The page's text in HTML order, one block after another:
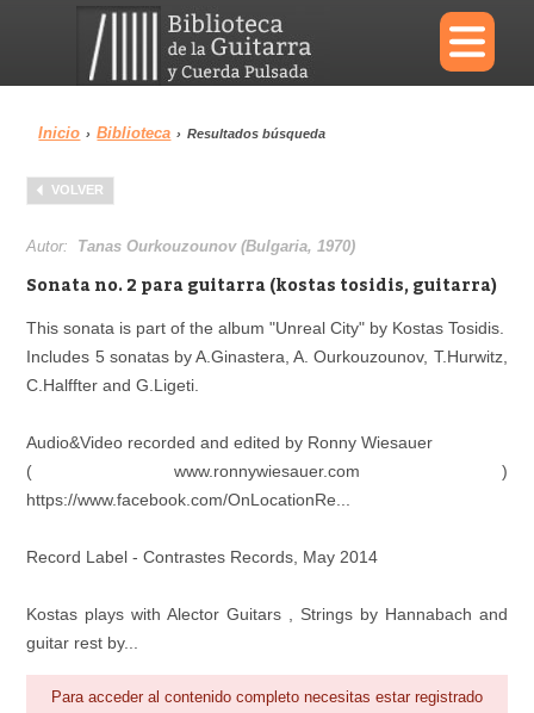
×
Menu
Biblioteca Diccionario
Área personal Reproductor
Inicio › Biblioteca › Resultados búsqueda
VOLVER
Autor: Tanas Ourkouzounov (Bulgaria, 1970)
Sonata no. 2 para guitarra (kostas tosidis, guitarra)
This sonata is part of the album "Unreal City" by Kostas Tosidis.
Includes 5 sonatas by A.Ginastera, A. Ourkouzounov, T.Hurwitz,
C.Halffter and G.Ligeti.
Audio&Video recorded and edited by Ronny Wiesauer
( www.ronnywiesauer.com )
https://www.facebook.com/OnLocationRe...
Record Label - Contrastes Records, May 2014
Kostas plays with Alector Guitars , Strings by Hannabach and
guitar rest by...
Para acceder al contenido completo necesitas estar registrado